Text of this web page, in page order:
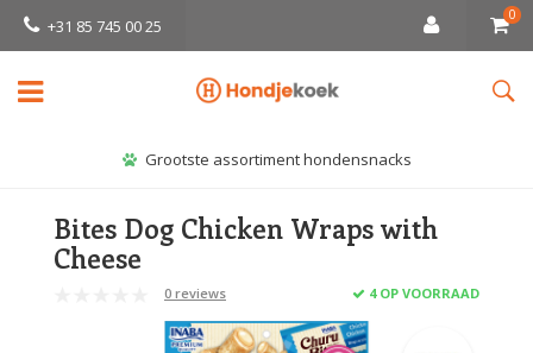
+31 85 745 00 25
0
Grootste assortiment hondensnacks
Bites Dog Chicken Wraps with
Cheese
0 reviews 4 OP VOORRAAD